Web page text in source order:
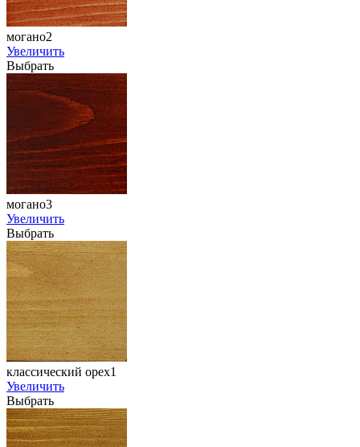
могано2
Увеличить
Выбрать
могано3
Увеличить
Выбрать
классический орех1
Увеличить
Выбрать